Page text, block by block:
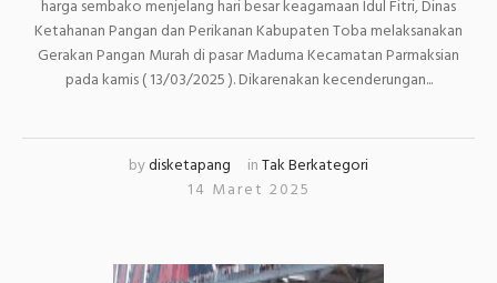
harga sembako menjelang hari besar keagamaan Idul Fitri, Dinas
Ketahanan Pangan dan Perikanan Kabupaten Toba melaksanakan
Gerakan Pangan Murah di pasar Maduma Kecamatan Parmaksian
pada kamis ( 13/03/2025 ). Dikarenakan kecenderungan...
bydisketapang inTak Berkategori
14 Maret 2025